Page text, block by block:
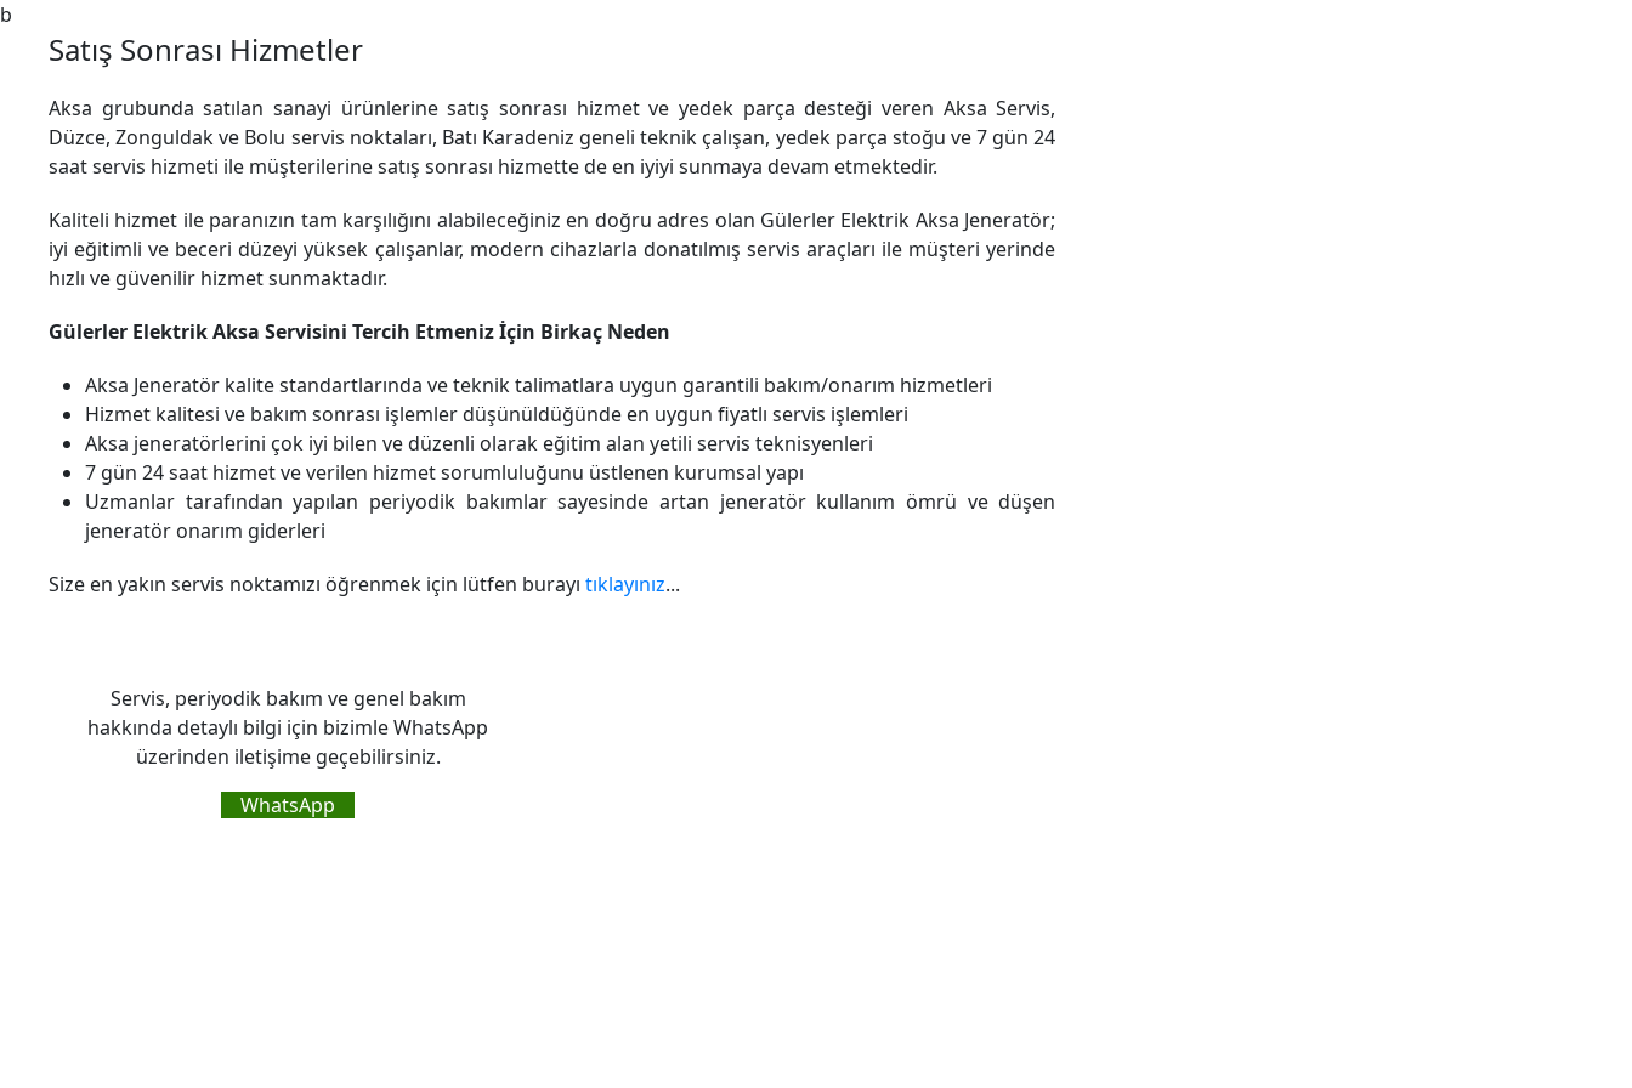
b
Satış Sonrası Hizmetler
Aksa grubunda satılan sanayi ürünlerine satış sonrası hizmet ve yedek parça desteği veren Aksa Servis,
Düzce, Zonguldak ve Bolu servis noktaları, Batı Karadeniz geneli teknik çalışan, yedek parça stoğu ve 7 gün 24
saat servis hizmeti ile müşterilerine satış sonrası hizmette de en iyiyi sunmaya devam etmektedir.
Kaliteli hizmet ile paranızın tam karşılığını alabileceğiniz en doğru adres olan Gülerler Elektrik Aksa Jeneratör;
iyi eğitimli ve beceri düzeyi yüksek çalışanlar, modern cihazlarla donatılmış servis araçları ile müşteri yerinde
hızlı ve güvenilir hizmet sunmaktadır.
Gülerler Elektrik Aksa Servisini Tercih Etmeniz İçin Birkaç Neden
Aksa Jeneratör kalite standartlarında ve teknik talimatlara uygun garantili bakım/onarım hizmetleri
Hizmet kalitesi ve bakım sonrası işlemler düşünüldüğünde en uygun fiyatlı servis işlemleri
Aksa jeneratörlerini çok iyi bilen ve düzenli olarak eğitim alan yetili servis teknisyenleri
7 gün 24 saat hizmet ve verilen hizmet sorumluluğunu üstlenen kurumsal yapı
Uzmanlar tarafından yapılan periyodik bakımlar sayesinde artan jeneratör kullanım ömrü ve düşen
jeneratör onarım giderleri
Size en yakın servis noktamızı öğrenmek için lütfen burayı tıklayınız...
Servis, periyodik bakım ve genel bakım
hakkında detaylı bilgi için bizimle WhatsApp
üzerinden iletişime geçebilirsiniz.
WhatsApp